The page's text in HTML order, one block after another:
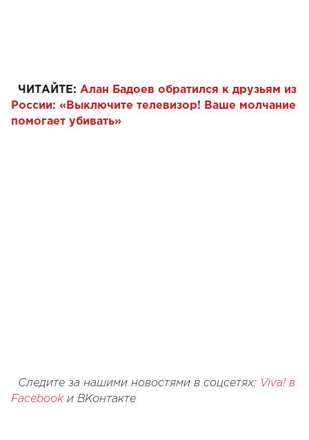
ЧИТАЙТЕ: Алан Бадоев обратился к друзьям из
России: «Выключите телевизор! Ваше молчание
помогает убивать»
Следите за нашими новостями в соцсетях: Viva! в
Facebook и ВКонтакте